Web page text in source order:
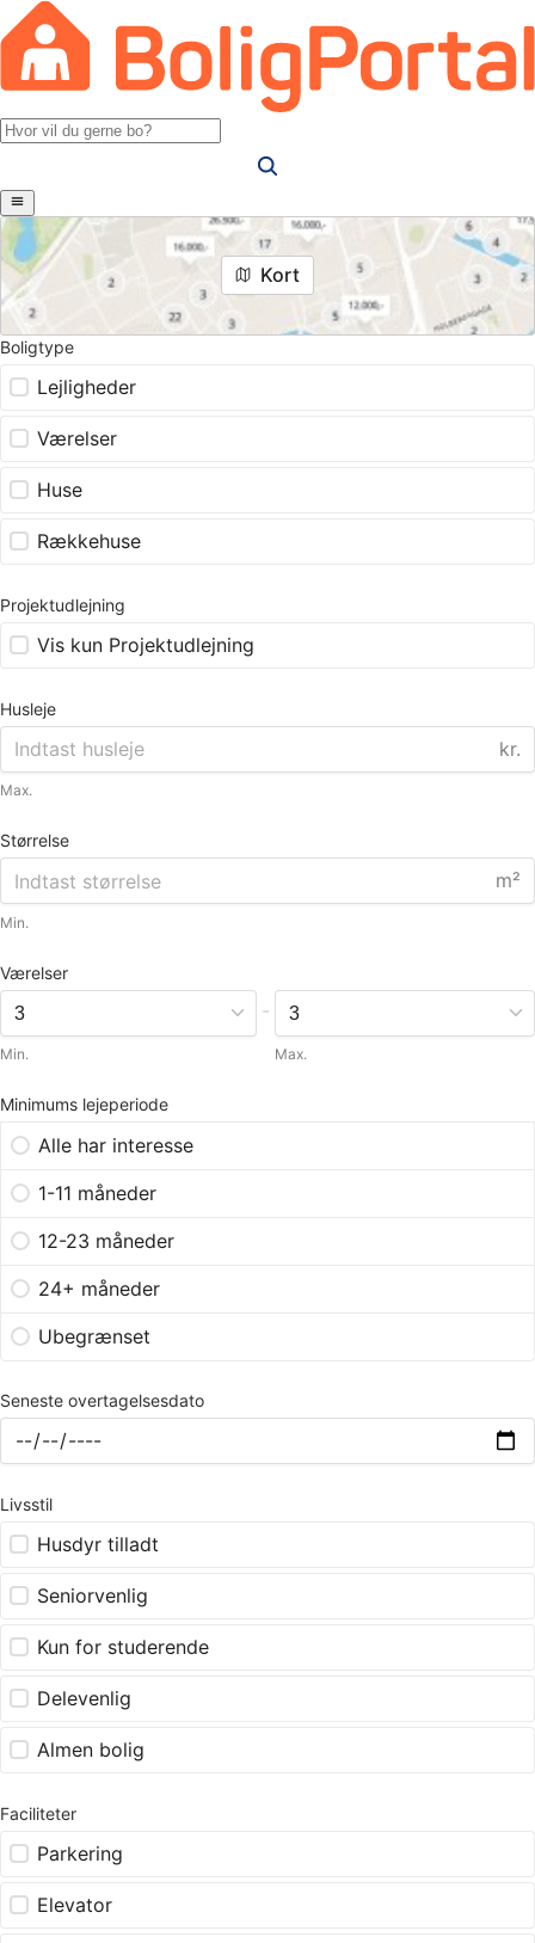
Kort
Boligtype
Lejligheder
Værelser
Huse
Rækkehuse
Projektudlejning
Vis kun Projektudlejning
Husleje
kr.
Max.
Størrelse
m²
Min.
Værelser
Min.
-
Max.
Minimums lejeperiode
Alle har interesse
1-11 måneder
12-23 måneder
24+ måneder
Ubegrænset
Seneste overtagelsesdato
Livsstil
Husdyr tilladt
Seniorvenlig
Kun for studerende
Delevenlig
Almen bolig
Faciliteter
Parkering
Elevator